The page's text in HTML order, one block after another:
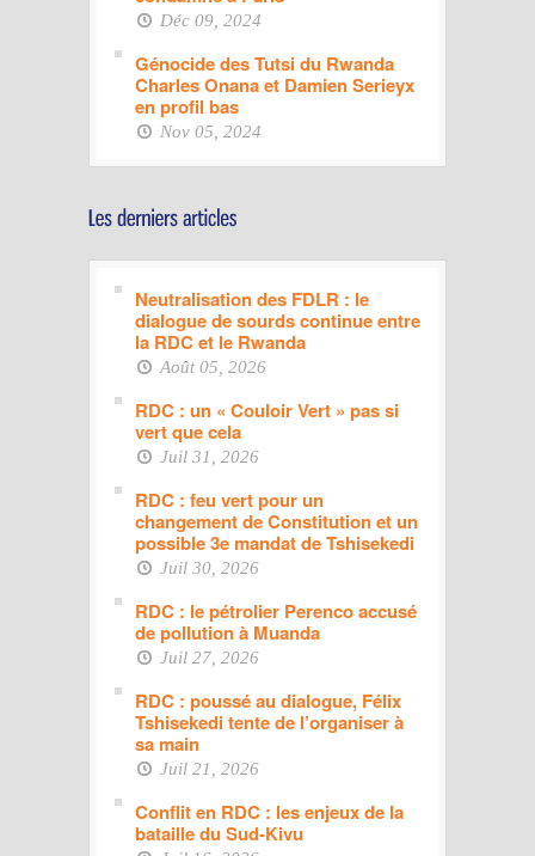
Déc 09, 2024
Génocide des Tutsi du Rwanda
Charles Onana et Damien Serieyx
en profil bas
Nov 05, 2024
Neutralisation des FDLR : le
dialogue de sourds continue entre
la RDC et le Rwanda
Août 05, 2026
RDC : un « Couloir Vert » pas si
vert que cela
Juil 31, 2026
RDC : feu vert pour un
changement de Constitution et un
possible 3e mandat de Tshisekedi
Juil 30, 2026
RDC : le pétrolier Perenco accusé
de pollution à Muanda
Juil 27, 2026
RDC : poussé au dialogue, Félix
Tshisekedi tente de l’organiser à
sa main
Juil 21, 2026
Conflit en RDC : les enjeux de la
bataille du Sud-Kivu